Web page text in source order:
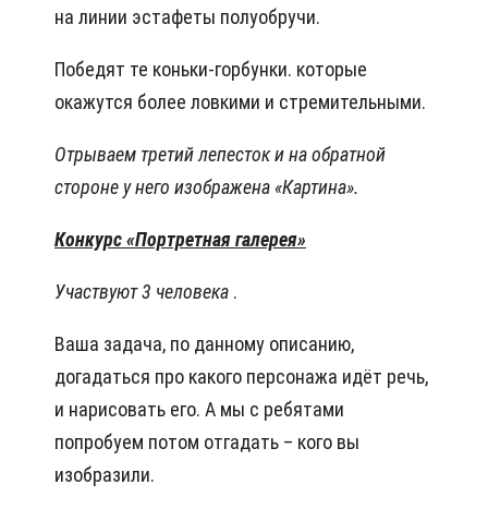
на линии эстафеты полуобручи.
Победят те коньки-горбунки. которые
окажутся более ловкими и стремительными.
Отрываем третий лепесток и на обратной
стороне у него изображена «Картина».
Конкурс «Портретная галерея»
Участвуют 3 человека .
Ваша задача, по данному описанию,
догадаться про какого персонажа идёт речь,
и нарисовать его. А мы с ребятами
попробуем потом отгадать – кого вы
изобразили.